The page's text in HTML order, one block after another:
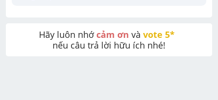
Hãy luôn nhớ cảm ơn và vote 5*
nếu câu trả lời hữu ích nhé!